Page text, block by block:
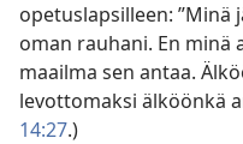
opetuslapsilleen:
oman rauhani. En minä
maailma sen antaa.
levottomaksi älköönkä
14:27.)